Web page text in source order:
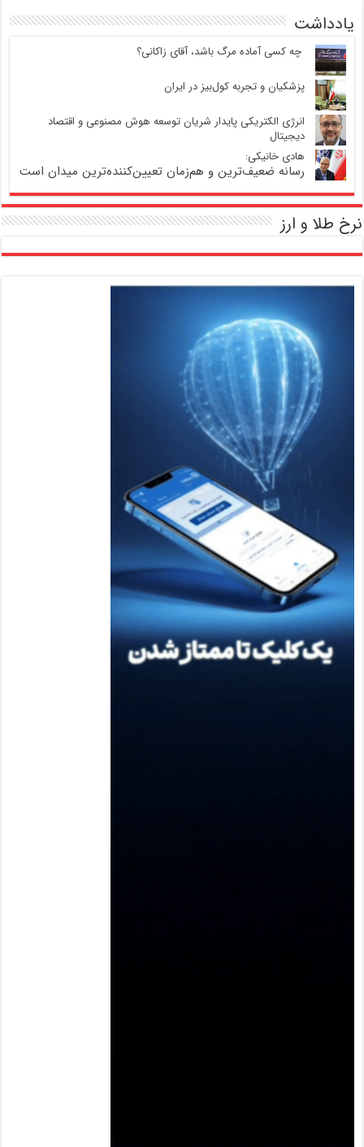
یادداشت
‍ چه کسی آماده مرگ باشد، آقای زاکانی؟
پزشکیان و تجربه کول‌بیز در ایران
انرژی الکتریکی پایدار شریان توسعه هوش مصنوعی و اقتصاد
دیجیتال
هادی خانیکی:
رسانه ضعیف‌ترین و هم‌زمان تعیین‌کننده‌ترین میدان است
نرخ طلا و ارز